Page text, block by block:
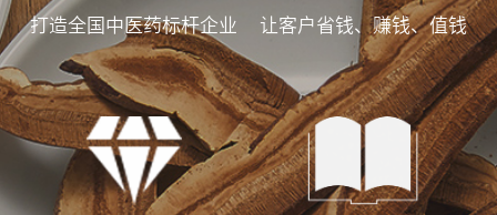
打造全国中医药标杆企业 让客户省钱、赚钱、值钱